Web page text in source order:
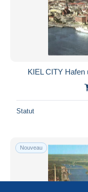
KIEL CITY Hafen
Statut
Nouveau